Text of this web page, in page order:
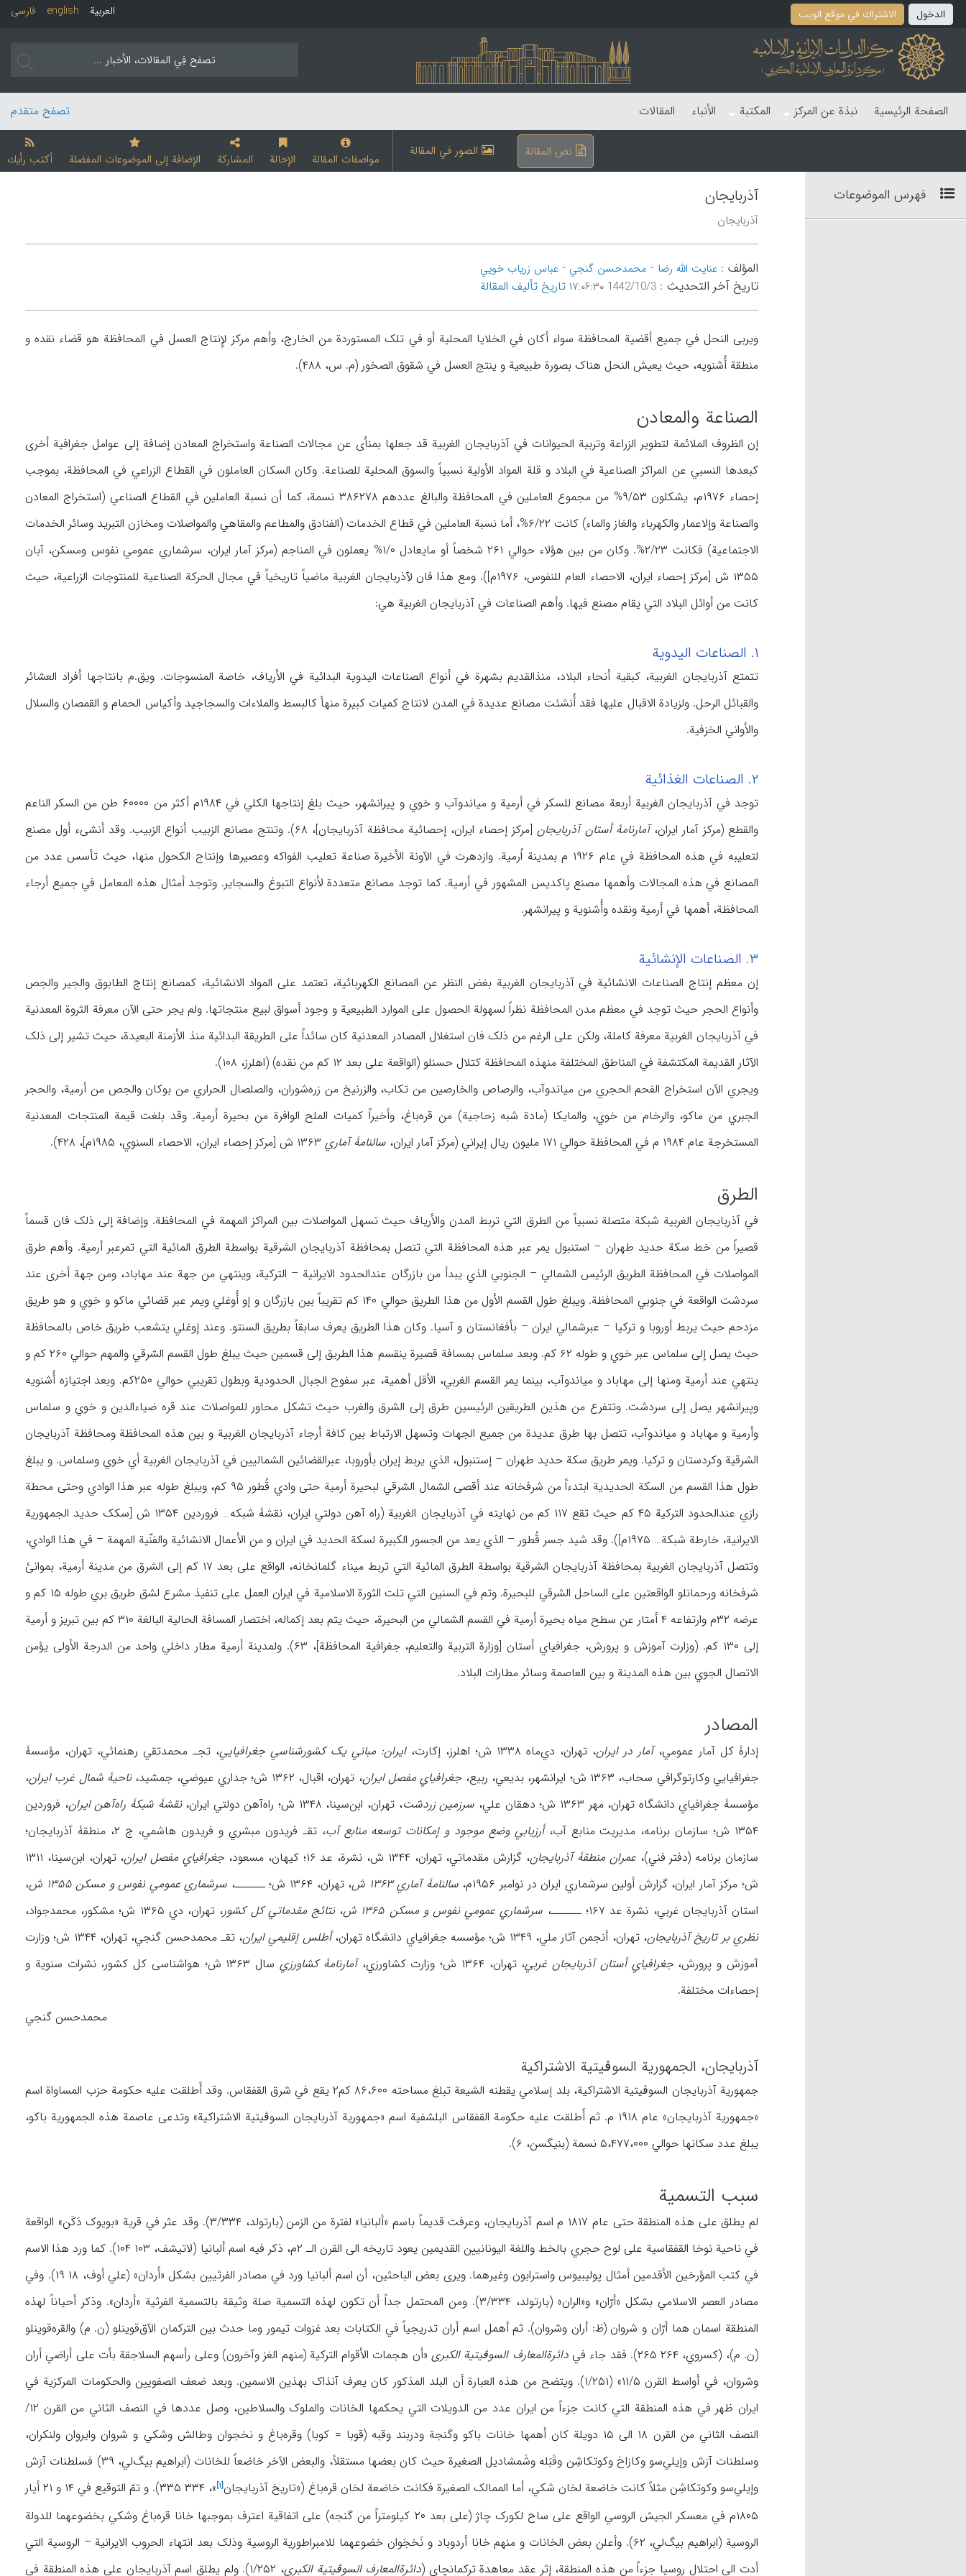
الدخول الاشتراك في موقع الویب فارسی english العربیة
الصفحة الرئیسیة نبذة عن المرکز المکتبة الأنباء المقالات تصفح متقدم
نص المقالة الصور في المقالة مواصفات المقالة الإحالة المشارکة الإضافة إلی الموضوعات المفضلة أکتب رأیك
فهرس الموضوعات آذربایجان
آذربایجان
المؤلف :عنایت الله رضا - محمدحسن گنجي -عباس زریاب خویي
تاریخ آخر التحدیث :1442/10/3 ۱۷:۰۶:۳۰ تاریخ تألیف المقالة
ویربی النحل في جمیع أقضیة المحافظة سواء أکان في الخلایا المحلیة أو في تلک المستوردة من الخارج، وأهم مرکز لإِنتاج العسل في المحافظة هو قضاء نقده و
منطقة أُشنویه، حیث یعیش النحل هناک بصورة طبیعیة و ینتج العسل في شقوق الصخور (م. س، ۴۸۸).
الصناعة والمعادن
إن الظروف الملائمة لتطویر الزراعة وتربیة الحیوانات في آذربایجان الغربیة قد جعلها بمنأی عن مجالات الصناعة واستخراج المعادن إضافة إلی عوامل جغرافیة أخری
کبعدها النسبي عن المراکز الصناعیة في البلاد و قلة المواد الأولیة نسبیاً والسوق المحلیة للصناعة. وکان السکان العاملون في القطاع الزراعي في المحافظة، بموجب
إحصاء ۱۹۷۶م، یشکلون ۹/۵۳% من مجموع العاملین في المحافظة والبالغ عددهم ۳۸۶۲۷۸ نسمة، کما أن نسبة العاملین في القطاع الصناعي (استخراج المعادن
والصناعة وإلاعمار والکهرباء والغاز والماء) کانت ۶/۲۲%، أما نسبة العاملین في قطاع الخدمات (الفنادق والمطاعم والمقاهي والمواصلات ومخازن التبرید وسائر الخدمات
الاجتماعیة) فکانت ۲/۲۳%. وکان من بین هؤلاء حوالي ۲۶۱ شخصاً أو مایعادل ۱/۰% یعملون في المناجم (مرکز آمار ایران، سرشماري عمومي نفوس ومسکن، آبان
۱۳۵۵ ش [مرکز إحصاء ایران، الاحصاء العام للنفوس، ۱۹۷۶م]). ومع هذا فان لآذربایجان الغربیة ماضیاً تاریخیاً في مجال الحرکة الصناعیة للمنتوجات الزراعیة، حیث
کانت من أوائل البلاد التي یقام مصنع فیها. وأهم الصناعات في آذربایجان الغربیة هي:
۱. الصناعات الیدویة
تتمتع آذربایجان الغربیة، کبقیة أنحاء البلاد، منذالقدیم بشهرة في أنواع الصناعات الیدویة البدائیة في الأریاف، خاصة المنسوجات. ویق.م بانتاجها أفراد العشائر
والقبائل الرحل. ولزیادة الاقبال علیها فقد أُنشئت مصانع عدیدة في المدن لانتاج کمیات کبیرة منهأ کالبسط والملاءات والسجاجید وأکیاس الحمام و القمصان والسلال
والأواني الخزفیة.
۲. الصناعات الغذائیة
توجد في آذربایجان الغربیة أربعة مصانع للسکر في أرمیة و میاندوآب و خوي و پیرانشهر، حیث بلغ إنتاجها الکلي ‌في ۱۹۸۴م أکثر من ۶۰۰۰۰ طن من السکر الناعم
والقطع (مرکز آمار ایران،آمارنامۀ أستان آذربایجان
[مرکز إحصاء ایران، إحصائیة محافظة آذربایجان]، ۶۸). وتنتج مصانع الزبیب أنواع الزبیب. وقد أنشیء أول مصنع
لتعلیبه في هذه المحافظة في عام ۱۹۲۶ م بمدینة اُرمیة. وازدهرت في الآونة الأخیرة صناعة تعلیب الفواکه وعصیرها وإنتاج الکحول منها، حیث تأسس عدد من
المصانع في هذه المجالات وأهمها مصنع پاکدیس المشهور في أرمیة. کما توجد مصانع متعددة لأنواع التبوغ والسجایر. وتوجد أمثال هذه المعامل في جمیع أرجاء
المحافظة، أهمها في أرمیة ونقده وأُشنویة و پیرانشهر.
۳. الصناعات الإنشائیة
إن معظم إنتاج الصناعات الانشائیة في آذربایجان الغربیة بغض النظر عن المصانع الکهربائیة، تعتمد علی المواد الانشائیة، کمصانع إنتاج الطابوق والجیر والجص
وأنواع الحجر حیث توجد في معظم مدن المحافظة نظراً لسهولة الحصول علی الموارد الطبیعیة و وجود أسواق لبیع منتجاتها. ولم یجر حتی الآن معرفة الثروة المعدنیة
في آذربایجان الغربیة معرفة کاملة، ولکن علی الرغم من ذلک فان استغلال المصادر المعدنیة کان سائداً علی الطریقة البدائیة منذ الأزمنة البعیدة، حیث تشیر إلی ذلک
الآثار القدیمة المکتشفة في المناطق المختلفة منهذه المحافظة کتلال حسنلو (الواقعة علی بعد ۱۲ کم من نقده) (اهلرز، ۱۰۸).
ویجري الآن استخراج الفحم الحجري من میاندوآب، والرصاص والخارصین من تکاب، والزرنیخ من زره‌شوران، والصلصال الحراري من بوکان والجص من أرمیة، والحجر
الجبري من ماکو، والرخام من خوي، والمایکا (مادة شبه زحاجیة) من قره‌باغ، وأخیراً کمیات الملح الوافرة من بحیرة أرمیة. وقد بلغت قیمة المنتجات المعدنیة
المستخرجة عام ۱۹۸۴ م في المحافظة حوالي ۱۷۱ ملیون ریال إیراني (مرکز آمار ایران،
سالنامۀ آماري
الطرق
في آذربایجان الغربیة شبکة متصلة نسبیاً من الطرق التي تربط المدن والأریاف حیث تسهل المواصلات بین المراکز المهمة في المحافظة. وإضافة إلی ذلک فان قسماً
قصیراً من خط سکة حدید طهران – استنبول یمر عبر هذه المحافظة التي تتصل بمحافظة آذربایجان الشرقیة بواسطة الطرق المائیة التي تمرعبر أرمیة. وأهم طرق
المواصلات في المحافظة الطریق الرئیس الشمالي – الجنوبي الذي یبدأ من بازرگان عندالحدود الایرانیة – الترکیة، وینتهي من جهة عند مهاباد، ومن جهة أخری عند
سردشت الواقعة في جنوبي المحافظة. ویبلغ طول القسم الأول من هذا الطریق حوالي ۱۴۰ کم تقریباً بین بازرگان و إو أُوغلي ویمر عبر قضائي ماکو و خوي و هو طریق
مزدحم حیث یربط أوروبا و ترکیا – عبرشمالي ایران – بأفغانستان و آسیا. وکان هذا الطریق یعرف سابقاً بطریق السنتو. وعند إوغلي یتشعب طریق خاص بالمحافظة
حیث یصل إلی سلماس عبر خوي و طوله ۶۲ کم. وبعد سلماس بمسافة قصیرة ینقسم هذا الطریق إلی قسمین حیث یبلغ طول القسم الشرقي والمهم حوالي ۲۶۰ کم و
ینتهي عند أرمیة ومنها إلی مهاباد و میاندوآب، بینما یمر القسم الغربي، الأقل أهمیة، عبر سفوح الجبال الحدودیة وبطول تقریبي حوالي ۲۵۰کم. وبعد اجتیازه أُشنویه
وپیرانشهر یصل إلی سردشت. وتتفرع من هذین الطریقین الرئیسین طرق إلی الشرق والغرب حیث تشکل محاور للمواصلات عند قره ضیاءالدین و خوي و سلماس
وأرمیة و مهاباد و میاندوآب، تتصل بها طرق عدیدة من جمیع الجهات وتسهل الارتباط بین کافة أرجاء آذربایجان الغربیة و بین هذه المحافظة ومحافظة آذربایجان
الشرقیة وکردستان و ترکیا. ویمر طریق سکة حدید طهران – إستنبول، الذي یربط إیران بأوروبا، عبرالقضائین الشمالیین في آذربایجان الغربیة أي خوي وسلماس. و یبلغ
طول هذا القسم من السکة الحدیدیة ابتدءاً من شرفخانه عند أقصی الشمال الشرقي لبحیرة أرمیة حتی وادي قُطور ۹۵ کم، ویبلغ طوله عبر هذا الوادي وحتی محطة
رازي عندالحدود الترکیة ۴۵ کم حیث تقع ۱۱۷ کم من نهایته في آذربایجان الغربیة (راه آهن دولتي ایران، نقشۀ شبکه… فروردین ۱۳۵۴ ش [سکک حدید الجمهوریة
الایرانیة، خارطة شبکة… ۱۹۷۵م]). وقد شید جسر قُطور – الذي یعد من الجسور الکبیرة لسکة الحدید في ایران و من الأعمال الانشائیة والفنّیة المهمة – في هذا الوادي،
وتتصل آذربایجان الغربیة بمحافظة آذربایجان الشرقیة بواسطة الطرق المائیة التي تربط میناء گلمانخانه، الواقع علی بعد ۱۷ کم إلی الشرق من مدینة أرمیة، بموانئ
شرفخانه ورحمانلو الواقعتین علی الساحل الشرقي للبحیرة. وتم في السنین التي تلت الثورة الاسلامیة في ایران العمل علی تنفیذ مشرع لشق طریق بري طوله ۱۵ کم و
عرضه ۳۲م وارتفاعه ۴ أمتار عن سطح میاه بحیرة أرمیة في القسم الشمالي من البحیرة، حیث یتم بعد إکماله، اختصار المسافة الحالیة البالغة ۳۱۰ کم بین تبریز و أرمیة
إلی ۱۳۰ کم. (وزارت آموزش و پرورش، جغرافیاي أستان [وزارة التربیة والتعلیم، جغرافیة المحافظة]، ۶۳). ولمدینة أرمیة مطار داخلي واحد من الدرجة الأولی یؤمن
الاتصال الجوي بین هذه المدینة و بین العاصمة وسائر مطارات البلاد.
المصادر
إدارۀ کل آمار عمومي، آمار در ایران، تهران، دي‌ماه ۱۳۳۸ ش؛ اهلرز، إکارت، ایران: مباني یک کشورشناسي جغرافیایي، تجـ محمدتقي رهنمائي، تهران، مؤسسۀ
جغرافیایي وکارتوگرافي سحاب، ۱۳۶۳ ش؛ ایرانشهر، بدیعي، ربیع،
جغرافیاي مفصل ایران، تهران، اقبال، ۱۳۶۲ ش؛ جداري عیوضي، جمشید، ناحیۀ شمال غرب ایران،
مؤسسۀ جغرافیاي دانشگاه تهران، مهر ۱۳۶۳ ش؛ دهقان علي،
سرزمین زردشت، تهران، ابن‌سینا، ۱۳۴۸ ش؛ راه‌آهن دولتي ایران، نقشۀ شبکۀ راه‌آهن ایران، فروردین
۱۳۵۴ ش؛ سازمان برنامه، مدیریت منابع آب،
أرزیابي وضع موجود و إمکانات توسعه منابع آب
، تقـ فریدون مبشري و فریدون هاشمي، ج ۲، منطقۀ آذربایجان؛
سازمان برنامه (دفتر فني)،عمران منطقۀ آذربایجان، گزارش مقدماتي، تهران، ۱۳۴۴ ش، نشرة، عد ۱۶؛ کیهان، مسعود، جغرافیاي مفصل ایران
، تهران، ابن‌سینا، ۱۳۱۱
ش؛ مرکز آمار ایران، گزارش أولین سرشماري ایران در نوامبر ۱۹۵۶م،
سالنامۀ آماري ۱۳۶۳ ش ، تهران، ۱۳۶۴ ش؛ ــــــ، سرشماري عمومي نفوس و مسکن ۱۳۵۵ ش
،
استان آذربایجان غربي، نشرة عد ۱۶۷؛ ــــــ،
سرشماري عمومي نفوس و مسکن ۱۳۶۵ ش ، نتائج مقدماتي کل کشور، تهران، دي ۱۳۶۵ ش؛ مشکور، محمدجواد،
نظري بر تاریخ آذربایجان، تهران، أنجمن آثار ملي، ۱۳۴۹ ش؛ مؤسسه جغرافیاي دانشگاه تهران، أطلس إقلیمي ایران
، تقـ محمدحسن گنجي، تهران، ۱۳۴۴ ش؛ وزارت
آموزش و پرورش،جغرافیاي أستان آذربایجان غربي، تهران، ۱۳۶۴ ش؛ وزارت کشاورزي، آمارنامۀ کشاورزي
سال ۱۳۶۳ ش؛ هواشناسی کل کشور، نشرات سنویة و
إحصاءات مختلفة.
محمدحسن گنجي
آذربایجان، الجمهوریة السوڤیتیة الاشتراکیة
جمهوریة آذربایجان السوڤیتیة الاشتراکیة، بلد إسلامي یقطنه الشیعة تبلغ مساحته ۸۶،۶۰۰ کم۲ یقع في شرق القفقاس. وقد أَطلقت علیه حکومة حزب المساواة اسم
«جمهوریة آذربایجان» عام ۱۹۱۸ م. ثم أَطلقت علیه حکومة القفقاس البلشفیة اسم «جمهوریة آذربایجان السوڤیتیة الاشتراکیة» وتدعی عاصمة هذه الجمهوریة باکو،
یبلغ عدد سکانها حوالي ۵،۴۷۷،۰۰۰ نسمة (بنیگسن، ۶).
سبب التسمیة
لم یطلق علی هذه المنطقة حتی عام ۱۸۱۷ م اسم آذربایجان، وعرفت قدیماً باسم «ألبانیا» لفترة من الزمن (بارتولد، ۳/۳۳۴). وقد عثر في قریة «بویوک دَکَن» الواقعة
في ناحیة نوخا القفقاسیة علی لوح حجري بالخط واللغة الیونانیین القدیمین یعود تاریخه الی القرن الـ ۲م، ذکر فیه اسم ألبانیا (لاتیشف، ۱۰۳ ۱۰۴). کما ورد هذا الاسم
في کتب المؤرخین الأقدمین أمثال پولیبیوس واسترابون وغیرهما. ویری بعض الباحثین، أن اسم ألبانیا ورد في مصادر الفرثیین بشکل «أَردان» (علي أوف، ۱۸ ۱۹). وفي
مصادر العصر الاسلامي بشکل «أرّان» و«الران» (بارتولد، ۳/۳۳۴). ومن المحتمل جداً أن تکون لهذه التسمیة صلة وثیقة بالتسمیة الفرثیة «أردان». وذکر أحیاناً لهذه
المنطقة اسمان هما أرّان و شروان (ظ: أران وشروان). ثم أهمل اسم أران تدریجیاً في الکتابات بعد غزوات تیمور وما حدث بین الترکمان الآق‌قوینلو (ن. م) والقره‌قوینلو
(ن. م)، (کسروي، ۲۶۴ ۲۶۵). فقد جاء في
دائرةالمعارف السوڤیتیة الکبری«أن هجمات الأقوام الترکیة (منهم الغز وآخرون) وعلی رأسهم السلاجقة بأت علی أراضي أران
وشروان، ‌في أواسط القرن ۱۱/۵» (۱/۲۵۱). ویتضح من هذه العبارة أن البلد المذکور کان یعرف آنذاک بهذین الاسمین. وبعد ضعف الصفویین والحکومات المرکزیة في
ایران ظهر في هذه المنطقة التي کانت جزءاً من ایران عدد من الدویلات التي یحکمها الخانات والملوک والسلاطین، وصل عددها في النصف الثاني من القرن ۱۲/
النصف الثاني من القرن ۱۸ الی ۱۵ دویلة کان أهمها خانات باکو وگنجة ودربند وقبه (قوبا = کوبا) وقره‌باغ و نخجوان وطالش وشکي و شروان وایروان ولنکران،
وسلطنات آرَش وإیلي‌سو وکازاخ وکوتکاشِن وقَبَله وشَمشادیل الصغیرة حیث کان بعضها مستقلاً، والبعض الآخر خاضعاً للخانات (ابراهیم بیگ‌لي، ۳۹) فسلطنات آرَش
وإیلي‌سو وکوتکاشِن مثلاً کانت خاضعة لخان شکي، أما الممالک الصغیرة فکانت خاضعة لخان قره‌باغ («تاریخ آذربایجان[۱]
»، ۳۳۴ ۳۳۵). و تمّ التوقیع في ۱۴ و ۲۱ أیار
۱۸۰۵م في معسکر الجیش الروسي الواقع علی ساح لکورک چاژ (علی بعد ۲۰ کیلومتراً من گنجه) علی اتفاقیة اعترف بموجبها خانا قره‌باغ وشکي بخضوعهما للدولة
الروسیة (ابراهیم بیگ‌لي، ۶۲). وأعلن بعض الخانات و منهم خانا أردوباد و نَخجَوان خضوعهما للامبراطوریة الروسیة وذلک بعد انتهاء الحروب الایرانیة – الروسیة التي
أدت الی احتلال روسیا جزءاً من هذه المنطقة، إثر عقد معاهدة ترکمانچاي (دائرة‌المعارف السوڤیتیة الکبری ، ۱/۲۵۲). ولم یطلق اسم آذربایجان علی هذه المنطقة في